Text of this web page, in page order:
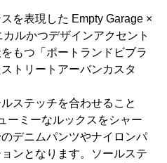
を表現した Empty Garage ×
ルかつデザインアクセント
もつ「ポートランドビブラ
トリートアーバンカスタ
ステッチを合わせること
ーミーなルックスをシャー
デニムパンツやナイロンパ
ンとなります。ソールステ